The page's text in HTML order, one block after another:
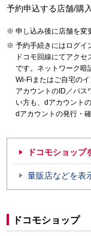
予約申込する店舗/購
申し込み後に店舗を変
予約手続きにはログイ
ドコモ回線にてアク
です。ネットワーク暗
Wi-Fiまたはご自宅の
アカウントのID／パス
い方も、dアカウント
dアカウントの発行・
ドコモショップ
量販店などを表
ドコモショップ